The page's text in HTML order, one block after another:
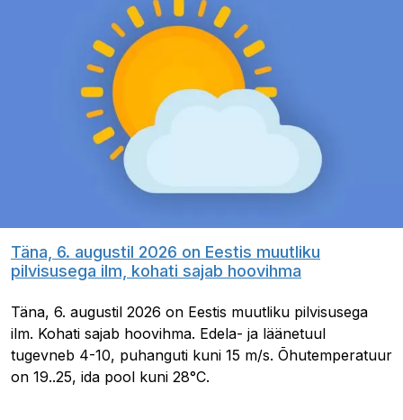
Täna, 6. augustil 2026 on Eestis muutliku
pilvisusega ilm, kohati sajab hoovihma
Täna, 6. augustil 2026 on Eestis muutliku pilvisusega
ilm. Kohati sajab hoovihma. Edela- ja läänetuul
tugevneb 4-10, puhanguti kuni 15 m/s. Õhutemperatuur
on 19..25, ida pool kuni 28°C.